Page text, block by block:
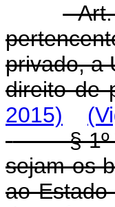
privado, a
direito de
2015)
§
sejam os
ao